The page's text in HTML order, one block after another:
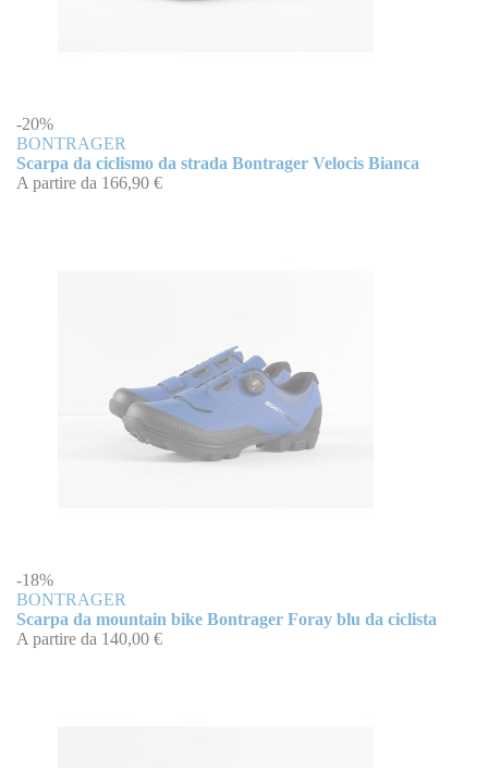
-20%
BONTRAGER
Scarpa da ciclismo da strada Bontrager Velocis Bianca
A partire da 166,90 €
-18%
BONTRAGER
Scarpa da mountain bike Bontrager Foray blu da ciclista
A partire da 140,00 €